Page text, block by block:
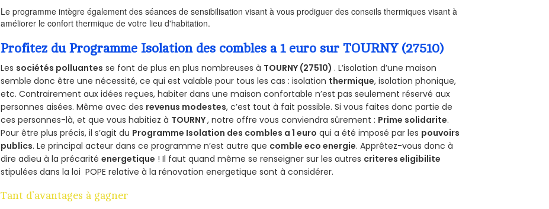
Le programme intègre également des séances de sensibilisation visant à vous prodiguer des conseils thermiques visant à
améliorer le confort thermique de votre lieu d'habitation.
Profitez du Programme Isolation des combles a 1 euro sur TOURNY (27510)
Les sociétés polluantes se font de plus en plus nombreuses à TOURNY (27510) . L’isolation d’une maison
semble donc être une nécessité, ce qui est valable pour tous les cas : isolation thermique, isolation phonique,
etc. Contrairement aux idées reçues, habiter dans une maison confortable n’est pas seulement réservé aux
personnes aisées. Même avec des revenus modestes, c’est tout à fait possible. Si vous faites donc partie de
ces personnes-là, et que vous habitiez à TOURNY, notre offre vous conviendra sûrement : Prime solidarite.
Pour être plus précis, il s’agit du Programme Isolation des combles a 1 euro qui a été imposé par les pouvoirs
publics. Le principal acteur dans ce programme n’est autre que comble eco energie. Apprêtez-vous donc à
dire adieu à la précaritéenergetique ! Il faut quand même se renseigner sur les autres criteres eligibilite
stipulées dans la loi POPE relative à la rénovation energetique sont à considérer.
Tant d’avantages à gagner